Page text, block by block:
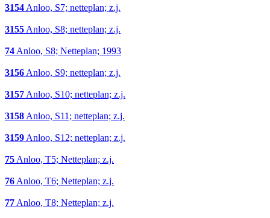
3154Anloo, S7; netteplan; z.j.
3155Anloo, S8; netteplan; z.j.
74Anloo, S8; Netteplan; 1993
3156Anloo, S9; netteplan; z.j.
3157Anloo, S10; netteplan; z.j.
3158Anloo, S11; netteplan; z.j.
3159Anloo, S12; netteplan; z.j.
75Anloo, T5; Netteplan; z.j.
76Anloo, T6; Netteplan; z.j.
77Anloo, T8; Netteplan; z.j.